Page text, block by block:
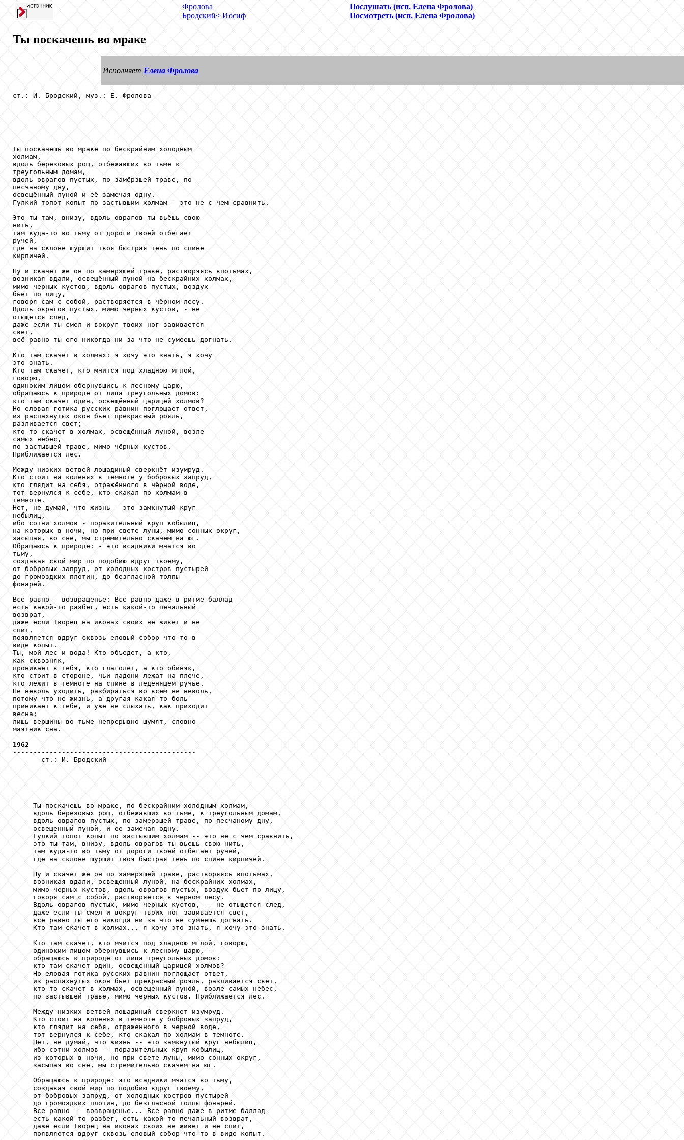
Фролова
Бродский< Иосиф
Послушать (исп. Елена Фролова)
Посмотреть (исп. Елена Фролова)
Ты поскачешь во мраке
Исполняет Елена Фролова
ст.: И. Бродский, муз.: Е. Фролова
Ты поскачешь во мраке по бескрайним холодным
холмам,
вдоль берёзовых рощ, отбежавших во тьме к
треугольным домам,
вдоль оврагов пустых, по замёрзшей траве, по
песчаному дну,
освещённый луной и её замечая одну.
Гулкий топот копыт по застывшим холмам - это не с чем сравнить.
Это ты там, внизу, вдоль оврагов ты вьёшь свою
нить,
там куда-то во тьму от дороги твоей отбегает
ручей,
где на склоне шуршит твоя быстрая тень по спине
кирпичей.
Ну и скачет же он по замёрзшей траве, растворяясь впотьмах,
возникая вдали, освещённый луной на бескрайних холмах,
мимо чёрных кустов, вдоль оврагов пустых, воздух
бьёт по лицу,
говоря сам с собой, растворяется в чёрном лесу.
Вдоль оврагов пустых, мимо чёрных кустов, - не
отыщется след,
даже если ты смел и вокруг твоих ног завивается
свет,
всё равно ты его никогда ни за что не сумеешь догнать.
Кто там скачет в холмах: я хочу это знать, я хочу
это знать.
Кто там скачет, кто мчится под хладною мглой,
говорю,
одиноким лицом обернувшись к лесному царю, -
обращаюсь к природе от лица треугольных домов:
кто там скачет один, освещённый царицей холмов?
Но еловая готика русских равнин поглощает ответ,
из распахнутых окон бьёт прекрасный рояль,
разливается свет;
кто-то скачет в холмах, освещённый луной, возле
самых небес,
по застывшей траве, мимо чёрных кустов.
Приближается лес.
Между низких ветвей лошадиный сверкнёт изумруд.
Кто стоит на коленях в темноте у бобровых запруд,
кто глядит на себя, отражённого в чёрной воде,
тот вернулся к себе, кто скакал по холмам в
темноте.
Нет, не думай, что жизнь - это замкнутый круг
небылиц,
ибо сотни холмов - поразительный круп кобылиц,
на которых в ночи, но при свете луны, мимо сонных округ,
засыпая, во сне, мы стремительно скачем на юг.
Обращаюсь к природе: - это всадники мчатся во
тьму,
создавая свой мир по подобию вдруг твоему,
от бобровых запруд, от холодных костров пустырей
до громоздких плотин, до безгласной толпы
фонарей.
Всё равно - возвращенье: Всё равно даже в ритме баллад
есть какой-то разбег, есть какой-то печальный
возврат,
даже если Творец на иконах своих не живёт и не
спит,
появляется вдруг сквозь еловый собор что-то в
виде копыт.
Ты, мой лес и вода! Кто объедет, а кто,
как сквозняк,
проникает в тебя, кто глаголет, а кто обиняк,
кто стоит в стороне, чьи ладони лежат на плече,
кто лежит в темноте на спине в леденящем ручье.
Не неволь уходить, разбираться во всём не неволь,
потому что не жизнь, а другая какая-то боль
приникает к тебе, и уже не слыхать, как приходит
весна;
лишь вершины во тьме непрерывно шумят, словно
маятник сна.
1962
---------------------------------------------
       ст.: И. Бродский
     Ты поскачешь во мраке, по бескрайним холодным холмам,
     вдоль березовых рощ, отбежавших во тьме, к треугольным домам,
     вдоль оврагов пустых, по замерзшей траве, по песчаному дну,
     освещенный луной, и ее замечая одну.
     Гулкий топот копыт по застывшим холмам -- это не с чем сравнить,
     это ты там, внизу, вдоль оврагов ты вьешь свою нить,
     там куда-то во тьму от дороги твоей отбегает ручей,
     где на склоне шуршит твоя быстрая тень по спине кирпичей.
     Ну и скачет же он по замерзшей траве, растворяясь впотьмах,
     возникая вдали, освещенный луной, на бескрайних холмах,
     мимо черных кустов, вдоль оврагов пустых, воздух бьет по лицу,
     говоря сам с собой, растворяется в черном лесу.
     Вдоль оврагов пустых, мимо черных кустов, -- не отыщется след,
     даже если ты смел и вокруг твоих ног завивается свет,
     все равно ты его никогда ни за что не сумеешь догнать.
     Кто там скачет в холмах... я хочу это знать, я хочу это знать.
     Кто там скачет, кто мчится под хладною мглой, говорю,
     одиноким лицом обернувшись к лесному царю, --
     обращаюсь к природе от лица треугольных домов:
     кто там скачет один, освещенный царицей холмов?
     Но еловая готика русских равнин поглощает ответ,
     из распахнутых окон бьет прекрасный рояль, разливается свет,
     кто-то скачет в холмах, освещенный луной, возле самых небес,
     по застывшей траве, мимо черных кустов. Приближается лес.
     Между низких ветвей лошадиный сверкнет изумруд.
     Кто стоит на коленях в темноте у бобровых запруд,
     кто глядит на себя, отраженного в черной воде,
     тот вернулся к себе, кто скакал по холмам в темноте.
     Нет, не думай, что жизнь -- это замкнутый круг небылиц,
     ибо сотни холмов -- поразительных круп кобылиц,
     из которых в ночи, но при свете луны, мимо сонных округ,
     засыпая во сне, мы стремительно скачем на юг.
     Обращаюсь к природе: это всадники мчатся во тьму,
     создавая свой мир по подобию вдруг твоему,
     от бобровых запруд, от холодных костров пустырей
     до громоздких плотин, до безгласной толпы фонарей.
     Все равно -- возвращенье... Все равно даже в ритме баллад
     есть какой-то разбег, есть какой-то печальный возврат,
     даже если Творец на иконах своих не живет и не спит,
     появляется вдруг сквозь еловый собор что-то в виде копыт.